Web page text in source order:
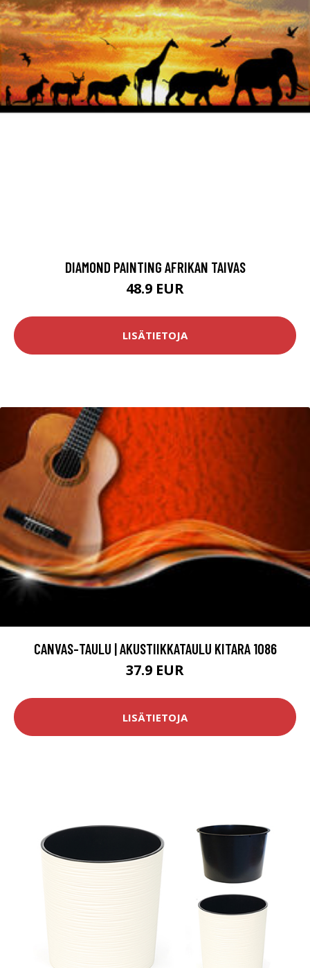
DIAMOND PAINTING AFRIKAN TAIVAS
48.9 EUR
LISÄTIETOJA
CANVAS-TAULU | AKUSTIIKKATAULU KITARA 1086
37.9 EUR
LISÄTIETOJA